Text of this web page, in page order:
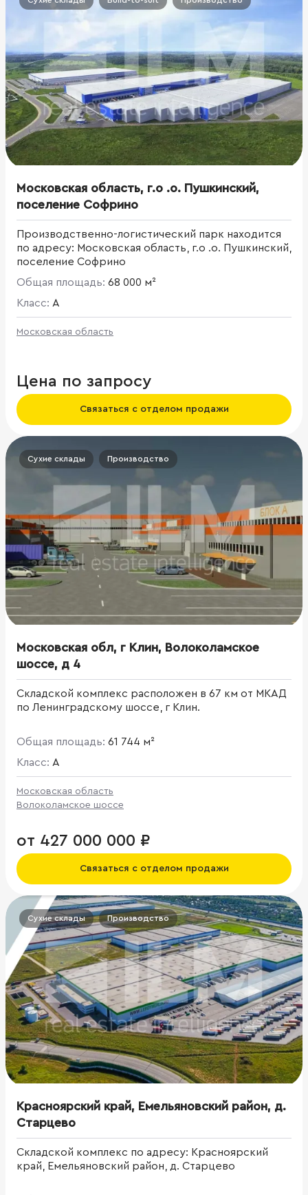
Московская область, г.о .о. Пушкинский,
поселение Софрино
Производственно-логистический парк находится
по адресу: Московская область, г.о .о. Пушкинский,
поселение Софрино
Общая площадь: 68 000 м²
Класс: A
Московская область
Цена по запросу
Связаться с отделом продажи
Сухие склады Производство
Московская обл, г Клин, Волоколамское
шоссе, д 4
Складской комплекс расположен в 67 км от МКАД
по Ленинградскому шоссе, г Клин.
Общая площадь: 61 744 м²
Класс: A
Московская область
Волоколамское шоссе
от 427 000 000 ₽
Связаться с отделом продажи
Сухие склады Производство
Красноярский край, Емельяновский район, д.
Старцево
Складской комплекс по адресу: Красноярский
край, Емельяновский район, д. Старцево